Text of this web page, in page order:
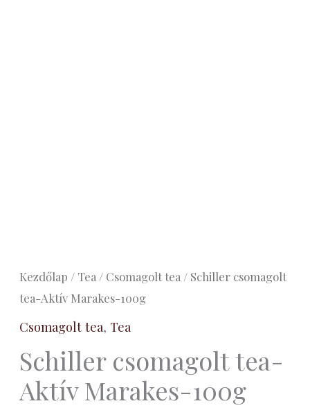
Kezdőlap / Tea / Csomagolt tea / Schiller csomagolt
tea-Aktív Marakes-100g
Csomagolt tea, Tea
Schiller csomagolt tea-
Aktív Marakes-100g